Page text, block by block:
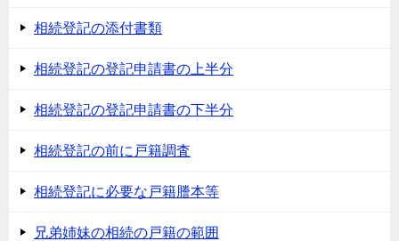
相続登記の添付書類
相続登記の登記申請書の上半分
相続登記の登記申請書の下半分
相続登記の前に戸籍調査
相続登記に必要な戸籍謄本等
兄弟姉妹の相続の戸籍の範囲